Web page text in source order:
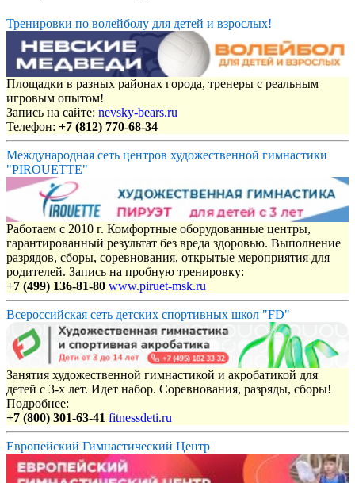
Тренировки по волейболу для детей и взрослых!
Площадки в разных районах города, тренеры с реальным
игровым опытом!
Запись на сайте: nevsky-bears.ru
Телефон: +7 (812) 770-68-34
Международная сеть центров художественной гимнастики
"PIROUETTE"
Работаем с 2010 г. Комфортные оборудованные центры,
гарантированный результат без вреда здоровью. Выполнение
разрядов, сборы, соревнования, открытые мероприятия для
родителей. Запись на пробную тренировку:
+7 (499) 136-81-80 www.piruet-msk.ru
Всероссийская сеть детских спортивных школ "FD"
Занятия художественной гимнастикой и акробатикой для
детей с 3-х лет. Идет набор. Соревнования, разряды, сборы!
Подробнее:
+7 (800) 301-63-41 fitnessdeti.ru
Европейский Гимнастический Центр